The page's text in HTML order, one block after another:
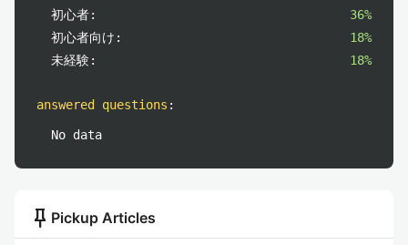
初心者:
36%
初心者向け:
18%
未経験:
18%
answered questions :
No data
push_pin Pickup Articles